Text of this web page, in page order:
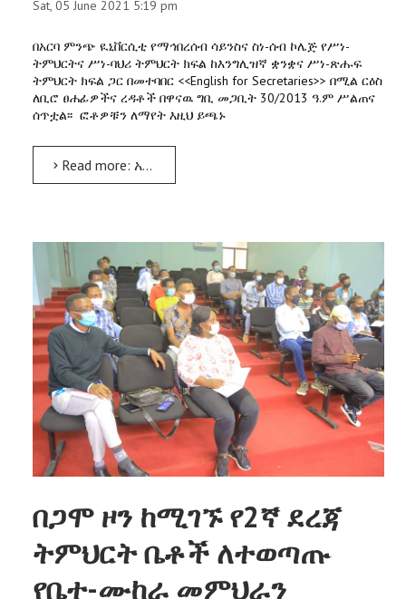
Sat, 05 June 2021 5:19 pm
በአርባ ምንጭ ዪኒቨርሲቲ የማኅበረሰብ ሳይንስና ስነ-ሰብ ኮሌጅ የሥነ-
ትምህርትና ሥነ-ባህሪ ትምህርት ክፍል ከእንግሊዝኛ ቋንቋና ሥነ-ጽሑፍ
ትምህርት ክፍል ጋር በመተባበር <<English for Secretaries>> በሚል ርዕስ
ለቢሮ ፀሐፊዎችና ረዳቶች በዋናዉ ግቢ መጋቢት 30/2013 ዓ.ም ሥልጠና
ሰጥቷል፡፡ ፎቶዎቹን ለማየት እዚህ ይጫኑ
Read more: አርባ ምንጭ ዩኒቨርሲቲ ለቢሮ ፀሐፊዎችና ረዳቶች የእንግሊዝኛ ቋንቋ ሥልጠና ሰጠ
በጋሞ ዞን ከሚገኙ የ2ኛ ደረጃ
ትምህርት ቤቶች ለተወጣጡ
የቤተ-ሙከራ መምህራን